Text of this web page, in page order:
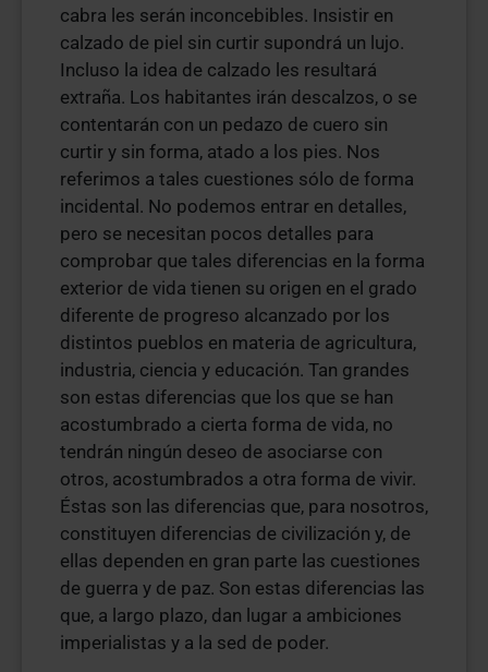
cabra les serán inconcebibles. Insistir en
calzado de piel sin curtir supondrá un lujo.
Incluso la idea de calzado les resultará
extraña. Los habitantes irán descalzos, o se
contentarán con un pedazo de cuero sin
curtir y sin forma, atado a los pies. Nos
referimos a tales cuestiones sólo de forma
incidental. No podemos entrar en detalles,
pero se necesitan pocos detalles para
comprobar que tales diferencias en la forma
exterior de vida tienen su origen en el grado
diferente de progreso alcanzado por los
distintos pueblos en materia de agricultura,
industria, ciencia y educación. Tan grandes
son estas diferencias que los que se han
acostumbrado a cierta forma de vida, no
tendrán ningún deseo de asociarse con
otros, acostumbrados a otra forma de vivir.
Éstas son las diferencias que, para nosotros,
constituyen diferencias de civilización y, de
ellas dependen en gran parte las cuestiones
de guerra y de paz. Son estas diferencias las
que, a largo plazo, dan lugar a ambiciones
imperialistas y a la sed de poder.